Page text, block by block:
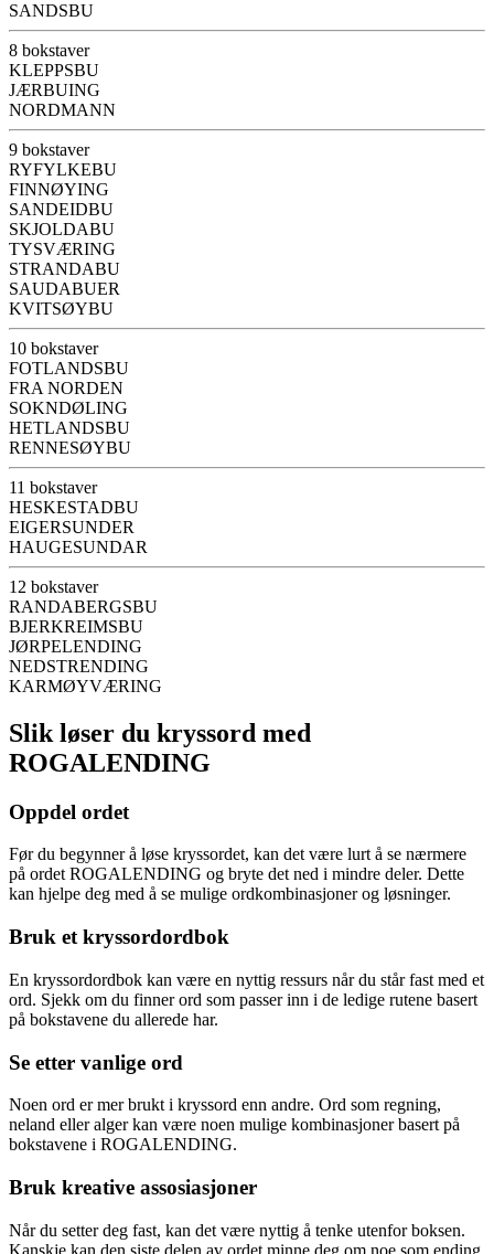
SANDSBU
8 bokstaver
KLEPPSBU
JÆRBUING
NORDMANN
9 bokstaver
RYFYLKEBU
FINNØYING
SANDEIDBU
SKJOLDABU
TYSVÆRING
STRANDABU
SAUDABUER
KVITSØYBU
10 bokstaver
FOTLANDSBU
FRA NORDEN
SOKNDØLING
HETLANDSBU
RENNESØYBU
11 bokstaver
HESKESTADBU
EIGERSUNDER
HAUGESUNDAR
12 bokstaver
RANDABERGSBU
BJERKREIMSBU
JØRPELENDING
NEDSTRENDING
KARMØYVÆRING
Slik løser du kryssord med
ROGALENDING
Oppdel ordet
Før du begynner å løse kryssordet, kan det være lurt å se nærmere
på ordet ROGALENDING og bryte det ned i mindre deler. Dette
kan hjelpe deg med å se mulige ordkombinasjoner og løsninger.
Bruk et kryssordordbok
En kryssordordbok kan være en nyttig ressurs når du står fast med et
ord. Sjekk om du finner ord som passer inn i de ledige rutene basert
på bokstavene du allerede har.
Se etter vanlige ord
Noen ord er mer brukt i kryssord enn andre. Ord som regning,
neland eller alger kan være noen mulige kombinasjoner basert på
bokstavene i ROGALENDING.
Bruk kreative assosiasjoner
Når du setter deg fast, kan det være nyttig å tenke utenfor boksen.
Kanskje kan den siste delen av ordet minne deg om noe som ending